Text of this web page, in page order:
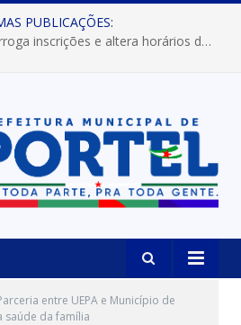
PUBLICAÇÕES:
Prefeitura de Portel prorroga inscrições e altera horários dos concursos “Musa” e “Miss Mix Verão 2026”
entre UEPA e Município de
saúde da família